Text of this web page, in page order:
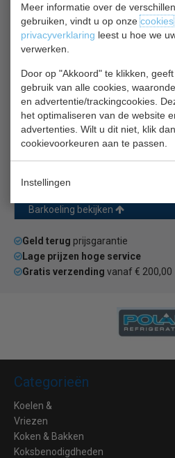
Meer informatie over de
gebruiken, vindt u op onzecookies
privacyverklaring leest u hoe we
verwerken.
Door op "Akkoord" te klikken,
gebruik van alle cookies,
en advertentie/trackingcookies.
het optimaliseren van de website
advertenties. Wilt u dit niet, klik
cookievoorkeuren aan te passen.
Instellingen
Barkoeling bekijken
Serrco SCL-222GMU+
Barkoelkast | 3 klapdeuren | LED
x H82 cm
Barkoeling bekijken
Geld terug prijsgarantie
Lage prijzen hoge service
Gratis verzending vanaf € 200,00
Categorieën
Koelen &
Vriezen
Koken & Bakken
Koksbenodigdheden